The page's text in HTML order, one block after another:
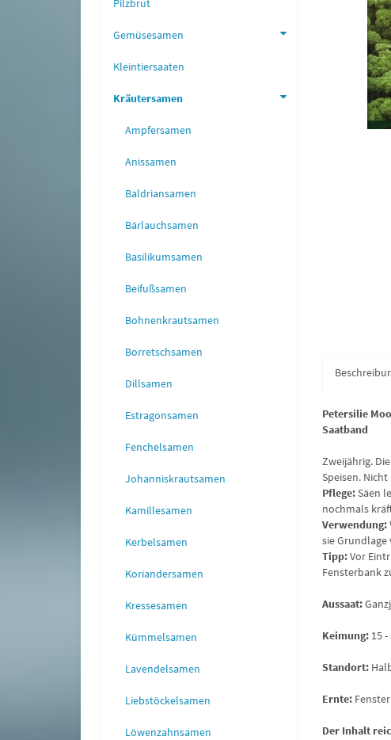
Petersilie
Saatband
Zweijährig.
Speisen.
Pflege:Säen
nochmals
Verwendung:
sie
Tipp:Vor
Fensterbank
Aussaat:
Keimung: 15
Standort:
Ernte:
Der Inhalt
Pilzbrut
Gemüsesamen
Kleintiersaaten
Kräutersamen
Ampfersamen
Anissamen
Baldriansamen
Bärlauchsamen
Basilikumsamen
Beifußsamen
Bohnenkrautsamen
Borretschsamen
Dillsamen
Estragonsamen
Fenchelsamen
Johanniskrautsamen
Kamillesamen
Kerbelsamen
Koriandersamen
Kressesamen
Kümmelsamen
Lavendelsamen
Liebstöckelsamen
Löwenzahnsamen